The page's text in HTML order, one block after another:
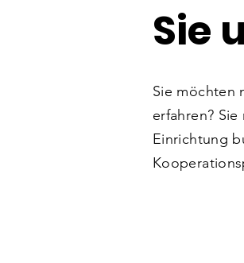
Sie
Sie möchten
erfahren?
Einrichtung